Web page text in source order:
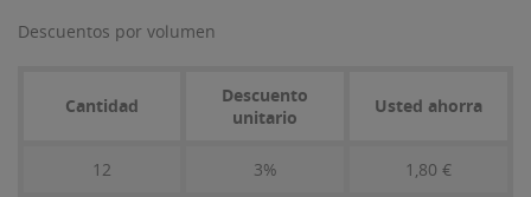
Descuentos por volumen
Cantidad
Descuento
unitario
Usted ahorra
12 3% 1,80 €